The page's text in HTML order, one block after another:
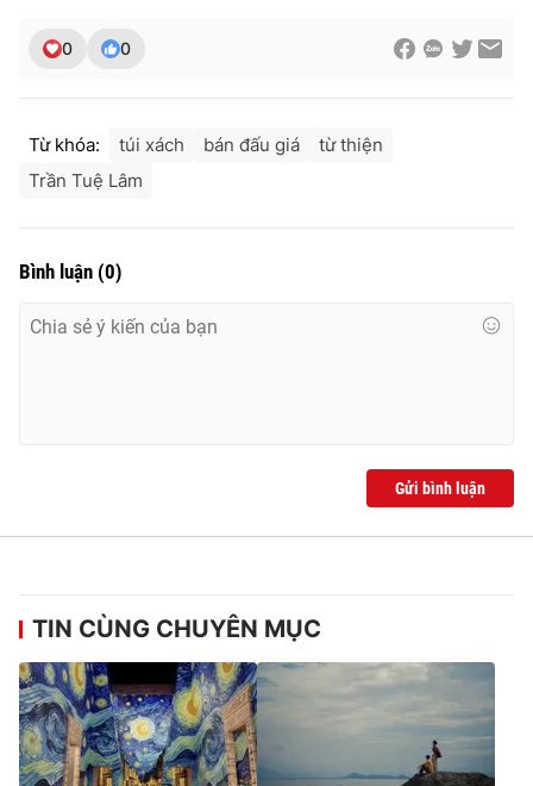
0 0
Từ khóa: túi xách bán đấu giá
từ thiện
Trần Tuệ Lâm
Bình luận (0)
Gửi bình luận
TIN CÙNG CHUYÊN MỤC